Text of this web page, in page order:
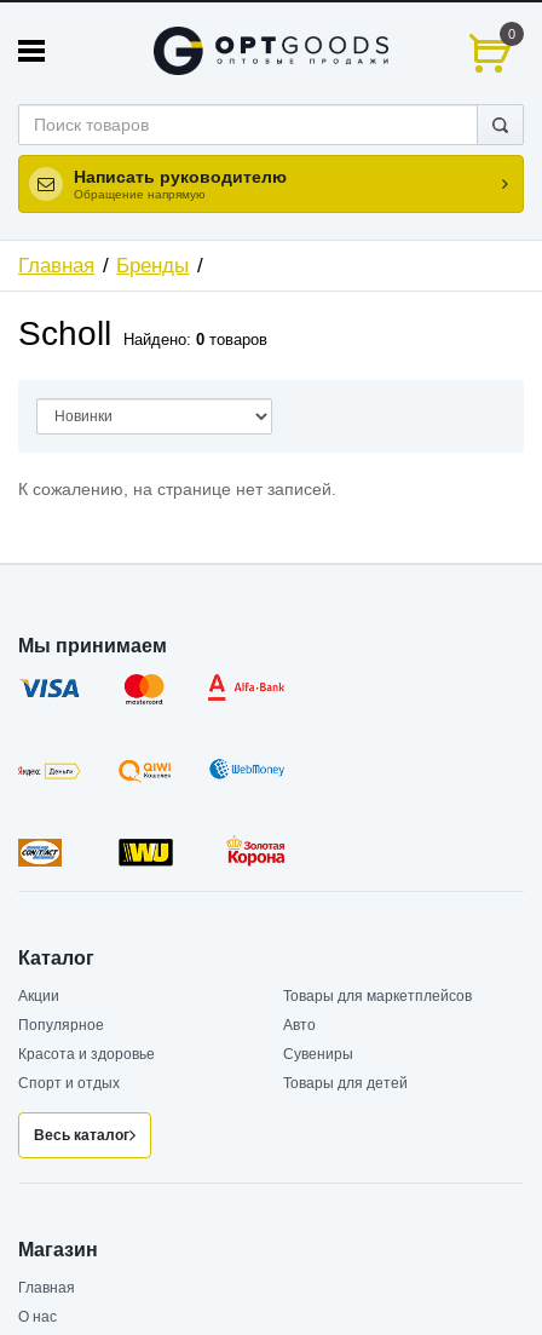
0
Написать руководителю
Обращение напрямую
Главная Бренды
Scholl Найдено: 0 товаров
К сожалению, на странице нет записей.
Мы принимаем
Каталог
Акции
Товары для маркетплейсов
Популярное
Авто
Красота и здоровье
Сувениры
Спорт и отдых
Товары для детей
Весь каталог
Магазин
Главная
О нас